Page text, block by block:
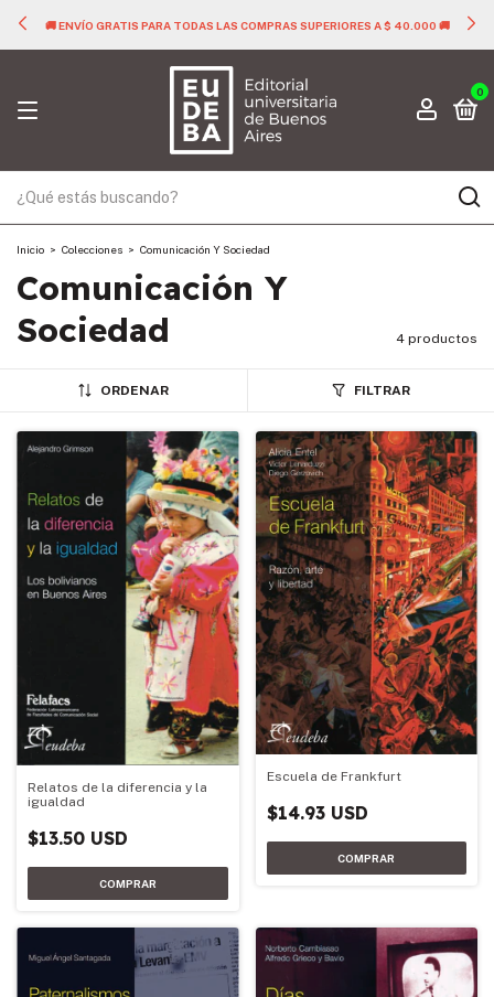
🚚 ENVÍO GRATIS PARA TODAS LAS COMPRAS SUPERIORES A $ 40.000 🚚
0
Inicio > Colecciones > Comunicación Y Sociedad
Comunicación Y
Sociedad
4 productos
ORDENAR FILTRAR
Relatos de la diferencia y la
igualdad
$13.50 USD
Escuela de Frankfurt
$14.93 USD